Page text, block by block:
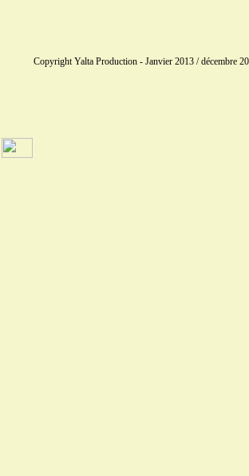
Copyright Yalta Production - Janvier 2013 / décembre